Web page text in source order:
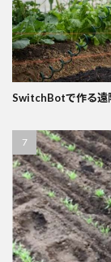
SwitchBotで作る遠